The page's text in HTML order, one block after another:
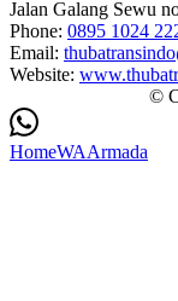
Jalan Galang Sewu
Phone: 0895 1024
Email:
Website:
©
HomeWAArmada